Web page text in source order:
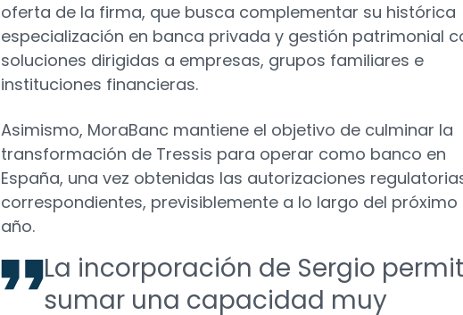
oferta de la firma, que busca complementar su histórica
especialización en banca privada y gestión patrimonial
soluciones dirigidas a empresas, grupos familiares e
instituciones financieras.
Asimismo, MoraBanc mantiene el objetivo de culminar la
transformación de Tressis para operar como banco en
España, una vez obtenidas las autorizaciones
correspondientes, previsiblemente a lo largo del próximo
año.
La incorporación de Sergio
sumar una capacidad muy